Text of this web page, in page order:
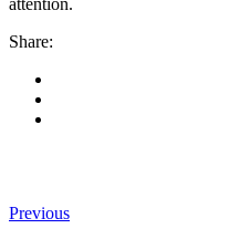
attention.
Share:
Previous